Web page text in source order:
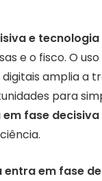
e
e o fisco. O uso
amplia a
para
fase
em fase